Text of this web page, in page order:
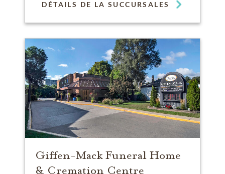
DÉTAILS DE LA SUCCURSALES
Giffen-Mack Funeral Home
& Cremation Centre